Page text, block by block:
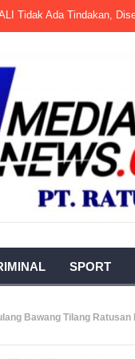
Tindakan, Disebut
SPORT
Bawang Tilang